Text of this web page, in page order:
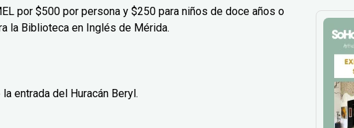
por $500 por persona y $250 para niños de doce años o
la Biblioteca en Inglés de Mérida.
entrada del Huracán Beryl.